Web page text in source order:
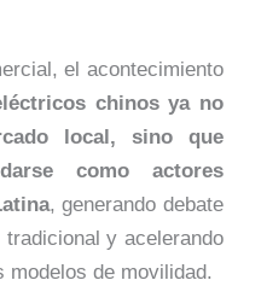
el acontecimiento
chinos ya no
local, sino que
como actores
, generando debate
y acelerando
modelos de movilidad.